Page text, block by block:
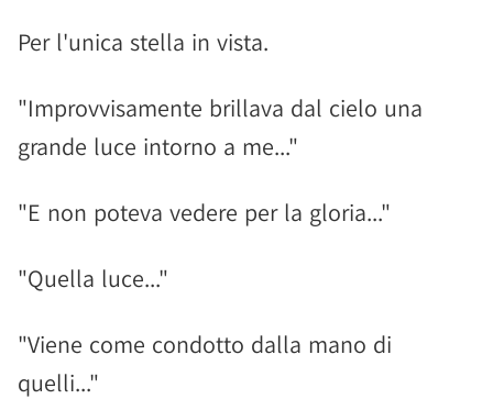
Per l'unica stella in vista.
"Improvvisamente brillava dal cielo una
grande luce intorno a me..."
"E non poteva vedere per la gloria..."
"Quella luce..."
"Viene come condotto dalla mano di
quelli..."